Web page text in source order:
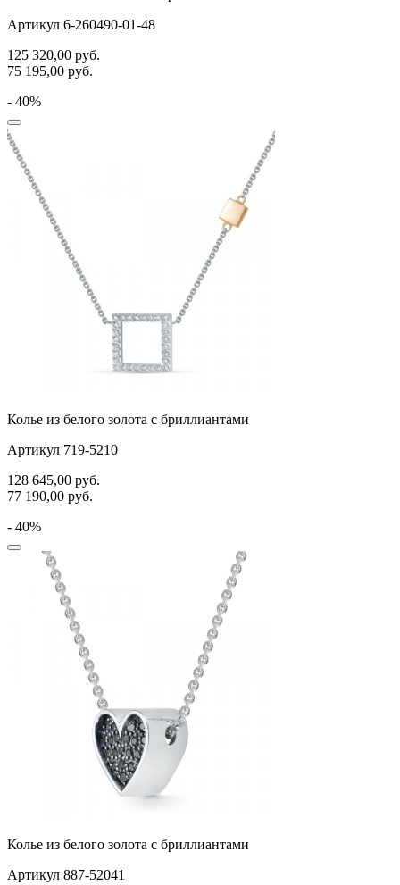
Артикул 6-260490-01-48
125 320,00 руб.
75 195,00 руб.
- 40%
Колье из белого золота с бриллиантами
Артикул 719-5210
128 645,00 руб.
77 190,00 руб.
- 40%
Колье из белого золота с бриллиантами
Артикул 887-52041